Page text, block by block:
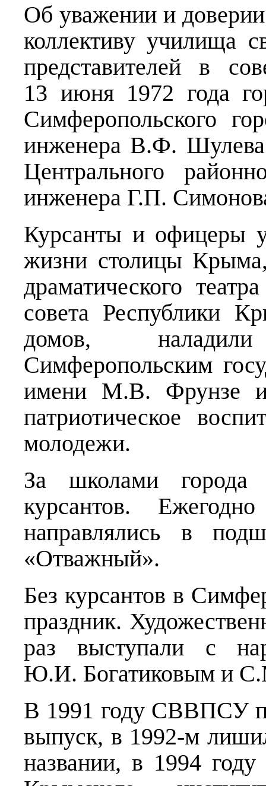
Об уважении и
коллективу училища
представителей в
13 июня 1972 года
Симферопольского
инженера В.Ф.
Центрального
инженера Г.П.
Курсанты и офицеры
жизни столицы Крыма,
драматического
совета Республики
домов,
Симферопольским
имени М.В. Фрунзе и
патриотическое
молодежи.
За школами города
курсантов.
направлялись в
«Отважный».
Без курсантов в
праздник.
раз выступали с
Ю.И. Богатиковым и
В 1991 году СВВПСУ
выпуск, в 1992-м
названии, в 1994